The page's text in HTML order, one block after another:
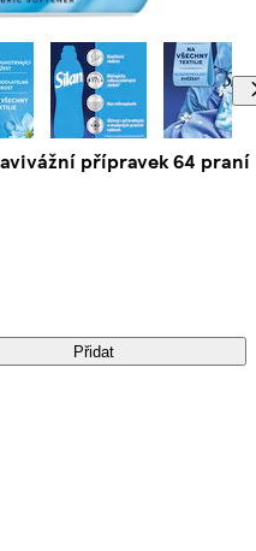
přípravek 64 praní
Přidat